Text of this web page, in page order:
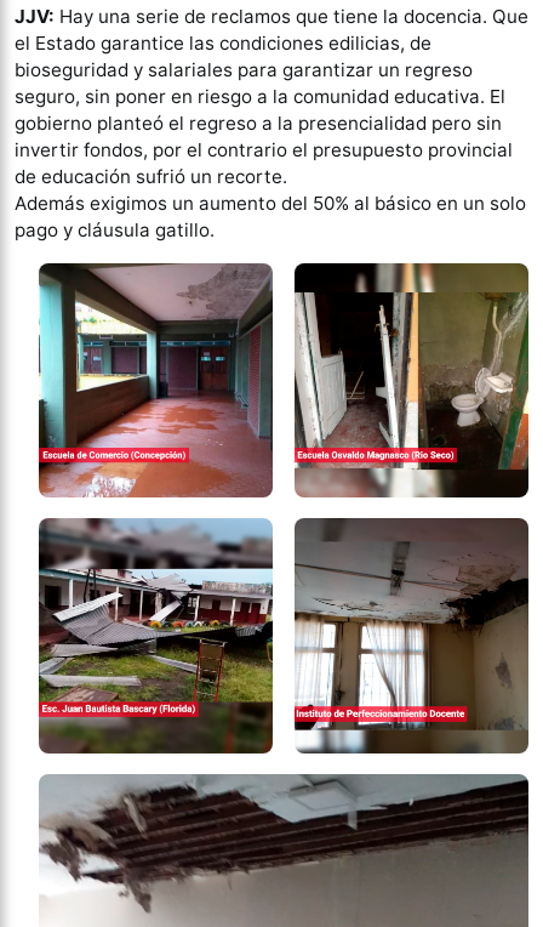
JJV: Hay una serie de reclamos que tiene la docencia. Que
el Estado garantice las condiciones edilicias, de
bioseguridad y salariales para garantizar un regreso
seguro, sin poner en riesgo a la comunidad educativa. El
gobierno planteó el regreso a la presencialidad pero sin
invertir fondos, por el contrario el presupuesto provincial
de educación sufrió un recorte.
Además exigimos un aumento del 50% al básico en un solo
pago y cláusula gatillo.